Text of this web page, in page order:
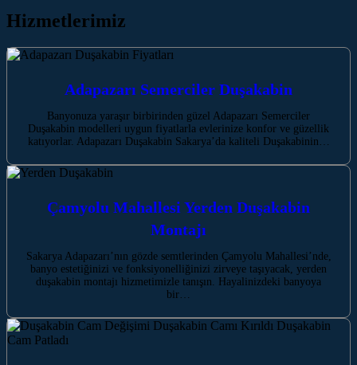
Hizmetlerimiz
Adapazarı Semerciler Duşakabin
Banyonuza yaraşır birbirinden güzel Adapazarı Semerciler
Duşakabin modelleri uygun fiyatlarla evlerinize konfor ve güzellik
katıyorlar. Adapazarı Duşakabin Sakarya’da kaliteli Duşakabinin…
Çamyolu Mahallesi Yerden Duşakabin
Montajı
Sakarya Adapazarı’nın gözde semtlerinden Çamyolu Mahallesi’nde,
banyo estetiğinizi ve fonksiyonelliğinizi zirveye taşıyacak, yerden
duşakabin montajı hizmetimizle tanışın. Hayalinizdeki banyoya
bir…